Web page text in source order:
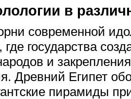
в
современной
государства
и
Древний Египет
пирамиды